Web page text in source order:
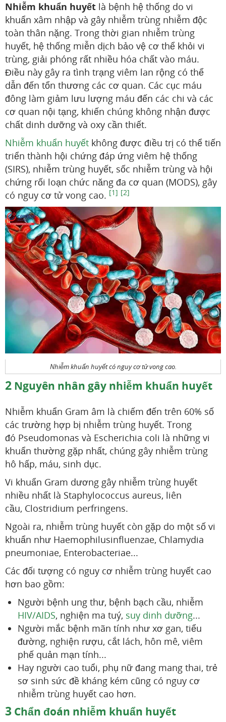
Nhiễm khuẩn huyết là bệnh hệ thống do vi
khuẩn xâm nhập và gây nhiễm trùng nhiễm độc
toàn thân nặng. Trong thời gian nhiễm trùng
huyết, hệ thống miễn dịch bảo vệ cơ thể khỏi vi
trùng, giải phóng rất nhiều hóa chất vào máu.
Điều này gây ra tình trạng viêm lan rộng có thể
dẫn đến tổn thương các cơ quan. Các cục máu
đông làm giảm lưu lượng máu đến các chi và các
cơ quan nội tạng, khiến chúng không nhận được
chất dinh dưỡng và oxy cần thiết.
Nhiễm khuẩn huyết không được điều trị có thể tiến
triển thành hội chứng đáp ứng viêm hệ thống
(SIRS), nhiễm trùng huyết, sốc nhiễm trùng và hội
chứng rối loạn chức năng đa cơ quan (MODS), gây
có nguy cơ tử vong cao. [1] [2]
Nhiễm khuẩn huyết có nguy cơ tử vong cao.
2 Nguyên nhân gây nhiễm khuẩn huyết
Nhiễm khuẩn Gram âm là chiếm đến trên 60% số
các trường hợp bị nhiễm trùng huyết. Trong
đó Pseudomonas và Escherichia coli là những vi
khuẩn thường gặp nhất, chúng gây nhiễm trùng
hô hấp, máu, sinh dục.
Vi khuẩn Gram dương gây nhiễm trùng huyết
nhiều nhất là Staphylococcus aureus, liên
cầu, Clostridium perfringens.
Ngoài ra, nhiễm trùng huyết còn gặp do một số vi
khuẩn như Haemophilusinfluenzae, Chlamydia
pneumoniae, Enterobacteriae...
Các đối tượng có nguy cơ nhiễm trùng huyết cao
hơn bao gồm:
Người bệnh ung thư, bệnh bạch cầu, nhiễm
HIV/AIDS, nghiện ma tuý, suy dinh dưỡng...
Người mắc bệnh mãn tính như xơ gan, tiểu
đường, nghiện rượu, cắt lách, hôn mê, viêm
phế quản mạn tính...
Hay người cao tuổi, phụ nữ đang mang thai, trẻ
sơ sinh sức đề kháng kém cũng có nguy cơ
nhiễm trùng huyết cao hơn.
3 Chẩn đoán nhiễm khuẩn huyết